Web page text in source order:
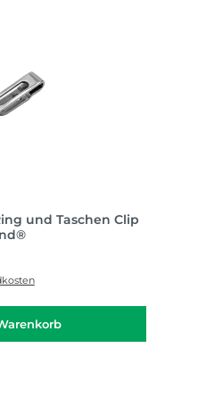
und Taschen Clip